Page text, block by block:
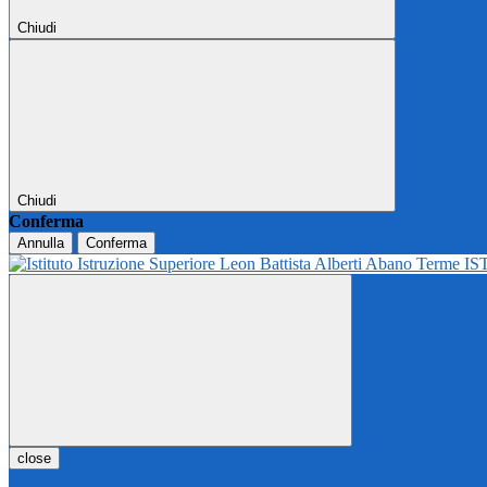
Chiudi
Chiudi
Conferma
Annulla Conferma
close